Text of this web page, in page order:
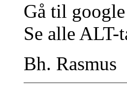
Gå til
Se alle ALT-
Bh. Rasmus